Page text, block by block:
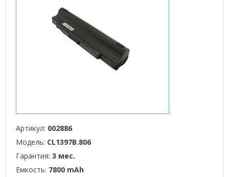
Артикул: 002886
Модель: CL1397B.806
Гарантия: 3 мес.
Емкость: 7800 mAh